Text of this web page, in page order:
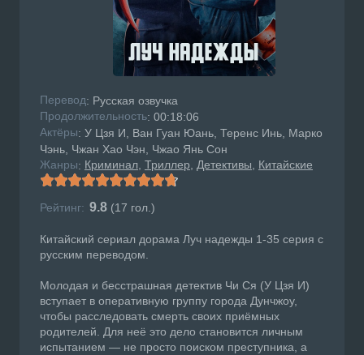
Перевод: Русская озвучка
Продолжительность: 00:18:06
Актёры: У Цзя И, Ван Гуан Юань, Теренс Инь, Марко
Чэнь, Чжан Хао Чэн, Чжао Янь Сон
Жанры: Криминал Триллер Детективы Китайские
Рейтинг: 9.8 (17 гол.)
Китайский сериал дорама Луч надежды 1-35 серия с
русским переводом.
Молодая и бесстрашная детектив Чи Ся (У Цзя И)
вступает в оперативную группу города Дунчжоу,
чтобы расследовать смерть своих приёмных
родителей. Для неё это дело становится личным
испытанием — не просто поиском преступника, а